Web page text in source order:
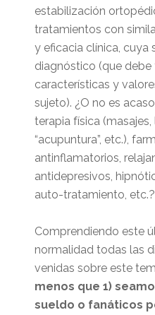
estabilización
tratamientos con
y eficacia clínica, cuya
diagnóstico (que debe
características y
sujeto). ¿O no es
terapia física (masajes,
“acupuntura”, etc.),
antinflamatorios,
antidepresivos,
auto-tratamiento, etc.?
Comprendiendo este
normalidad todas las
venidas sobre este
menos que 1)
sueldo o fanáticos